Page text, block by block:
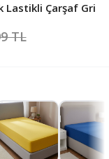
Lastikli Çarşaf Gri
TL